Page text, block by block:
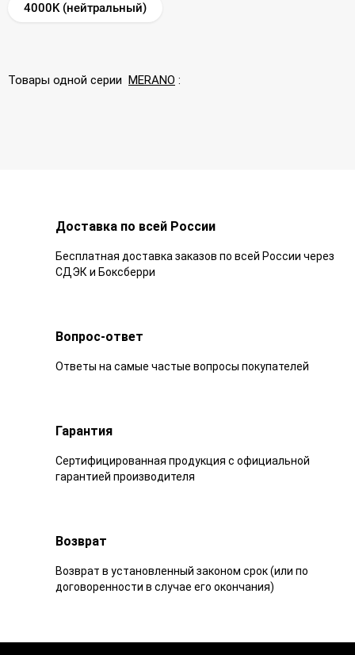
4000K (нейтральный)
Товары одной серии MERANO :
Доставка по всей России
Бесплатная доставка заказов по всей России через
СДЭК и Боксберри
Вопрос-ответ
Ответы на самые частые вопросы покупателей
Гарантия
Сертифицированная продукция с официальной
гарантией производителя
Возврат
Возврат в установленный законом срок (или по
договоренности в случае его окончания)